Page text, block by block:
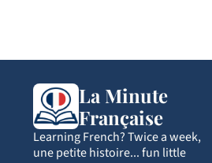
La Minute
Française
Learning French? Twice a week,
une petite histoire... fun little